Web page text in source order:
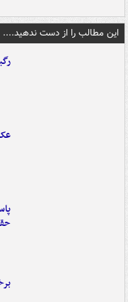
این مطالب را از دست ندهید....